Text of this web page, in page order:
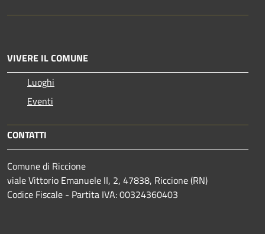
VIVERE IL COMUNE
Luoghi
Eventi
CONTATTI
Comune di Riccione
viale Vittorio Emanuele II, 2, 47838, Riccione (RN)
Codice Fiscale - Partita IVA: 00324360403